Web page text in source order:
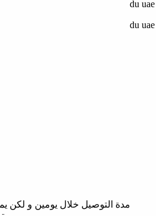
مدة التوصيل خلال يومين و لكن يمكنك الحصول علي